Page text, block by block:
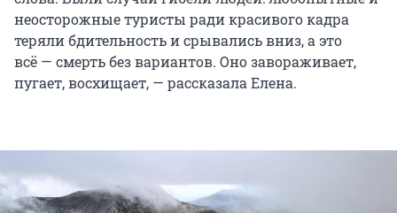
неосторожные туристы ради красивого кадра
теряли бдительность и срывались вниз, а это
всё — смерть без вариантов. Оно завораживает,
пугает, восхищает, — рассказала Елена.